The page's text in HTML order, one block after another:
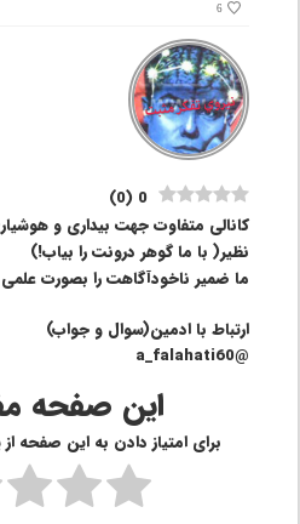
6
0
(
0
)
کانالی متفاوت جهت بیداری و
نظیر( با ما گوهر درونت را بیاب!)
ما ضمیر ناخودآگاهت را بصورت علمی
ارتباط با ادمین(سوال و جواب)
@a_falahati60
این صفحه
برای امتیاز دادن به این صفحه